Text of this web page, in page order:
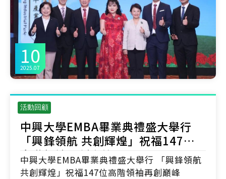
10
2025.07
活動回顧
中興大學EMBA畢業典禮盛大舉行
「興鋒領航 共創輝煌」祝福147位
高階領袖再創巔峰
中興大學EMBA畢業典禮盛大舉行 「興鋒領航
共創輝煌」祝福147位高階領袖再創巔峰